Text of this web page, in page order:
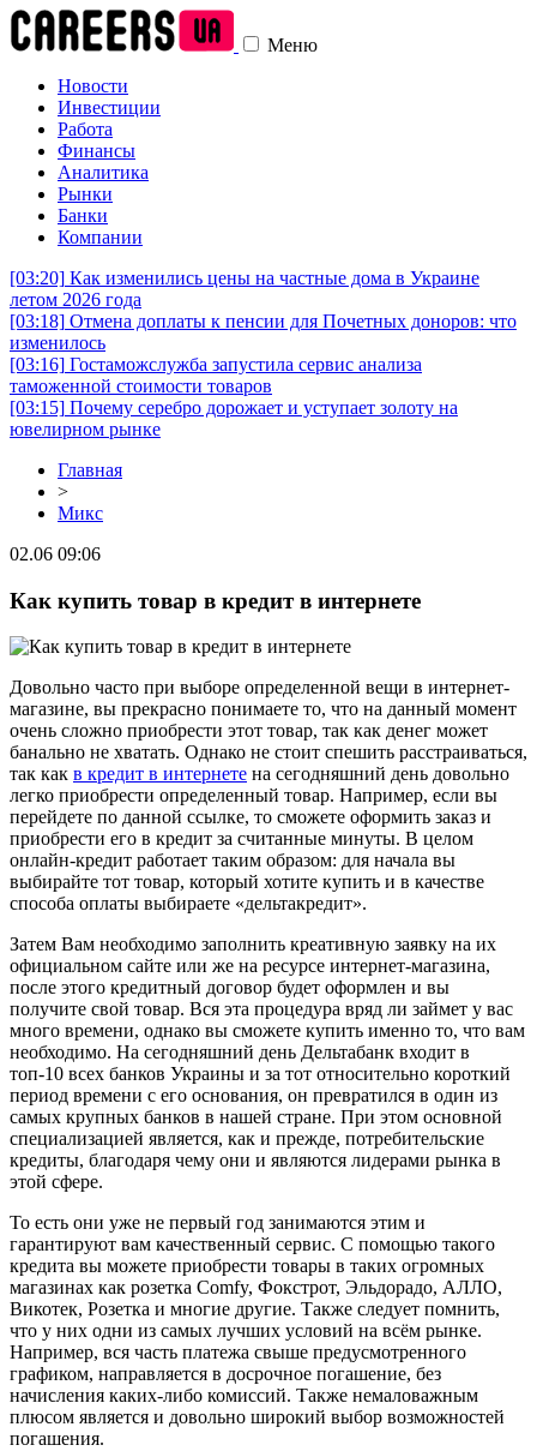
Меню
Новости
Инвестиции
Работа
Финансы
Аналитика
Рынки
Банки
Компании
[03:20] Как изменились цены на частные дома в Украине
летом 2026 года
[03:18] Отмена доплаты к пенсии для Почетных доноров: что
изменилось
[03:16] Гостаможслужба запустила сервис анализа
таможенной стоимости товаров
[03:15] Почему серебро дорожает и уступает золоту на
ювелирном рынке
Главная
>
Микс
02.06 09:06
Как купить товар в кредит в интернете
Довольно часто при выборе определенной вещи в интернет-
магазине, вы прекрасно понимаете то, что на данный момент
очень сложно приобрести этот товар, так как денег может
банально не хватать. Однако не стоит спешить расстраиваться,
так как в кредит в интернете на сегодняшний день довольно
легко приобрести определенный товар. Например, если вы
перейдете по данной ссылке, то сможете оформить заказ и
приобрести его в кредит за считанные минуты. В целом
онлайн-кредит работает таким образом: для начала вы
выбирайте тот товар, который хотите купить и в качестве
способа оплаты выбираете «дельтакредит».
Затем Вам необходимо заполнить креативную заявку на их
официальном сайте или же на ресурсе интернет-магазина,
после этого кредитный договор будет оформлен и вы
получите свой товар. Вся эта процедура вряд ли займет у вас
много времени, однако вы сможете купить именно то, что вам
необходимо. На сегодняшний день Дельтабанк входит в
топ-10 всех банков Украины и за тот относительно короткий
период времени с его основания, он превратился в один из
самых крупных банков в нашей стране. При этом основной
специализацией является, как и прежде, потребительские
кредиты, благодаря чему они и являются лидерами рынка в
этой сфере.
То есть они уже не первый год занимаются этим и
гарантируют вам качественный сервис. С помощью такого
кредита вы можете приобрести товары в таких огромных
магазинах как розетка Comfy, Фокстрот, Эльдорадо, АЛЛО,
Викотек, Розетка и многие другие. Также следует помнить,
что у них одни из самых лучших условий на всём рынке.
Например, вся часть платежа свыше предусмотренного
графиком, направляется в досрочное погашение, без
начисления каких-либо комиссий. Также немаловажным
плюсом является и довольно широкий выбор возможностей
погашения.